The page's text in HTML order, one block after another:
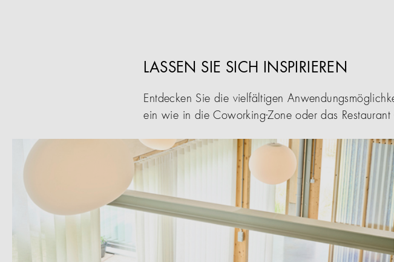
LASSEN SIE SICH INSPIRIEREN
Entdecken Sie die vielfältigen
ein wie in die Coworking-Zone oder das